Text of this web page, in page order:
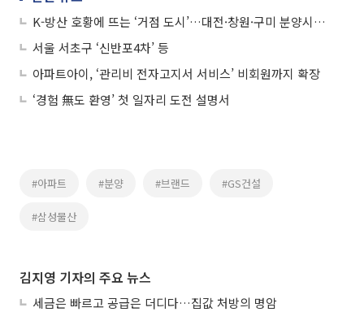
K-방산 호황에 뜨는 ‘거점 도시’…대전·창원·구미 분양시장도 들썩
서울 서초구 ‘신반포4차’ 등
아파트아이, ‘관리비 전자고지서 서비스’ 비회원까지 확장
‘경험 無도 환영’ 첫 일자리 도전 설명서
#아파트 #분양 #브랜드 #GS건설
#삼성물산
김지영 기자의 주요 뉴스
세금은 빠르고 공급은 더디다…집값 처방의 명암